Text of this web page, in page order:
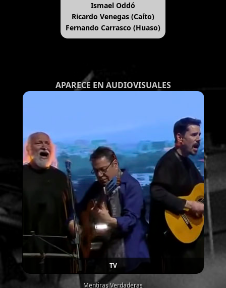
Ismael Oddó
Ricardo Venegas (Caíto)
Fernando Carrasco (Huaso)
APARECE EN AUDIOVISUALES
TV
Mentiras Verdaderas